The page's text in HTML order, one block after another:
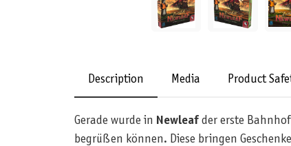
Description Media Product
Gerade wurde in Newleafder erste Bahnhof
begrüßen können. Diese bringen